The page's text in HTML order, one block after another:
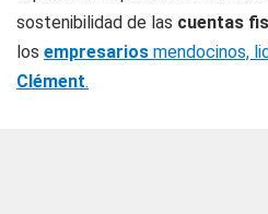
sostenibilidad de las cuentas
los empresarios mendocinos,
Clément.